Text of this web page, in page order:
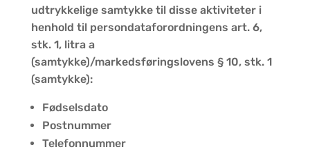
udtrykkelige samtykke til disse aktiviteter i
henhold til persondataforordningens art. 6,
stk. 1, litra a
(samtykke)/markedsføringslovens § 10, stk. 1
(samtykke):
Fødselsdato
Postnummer
Telefonnummer